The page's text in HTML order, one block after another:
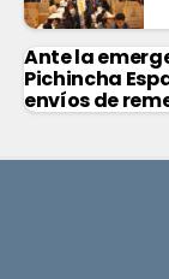
Ante la
Pichincha
envíos de